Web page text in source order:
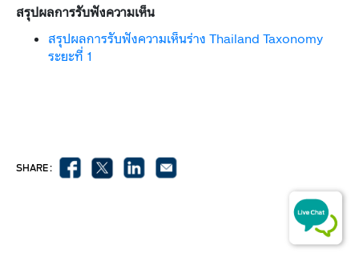
​สรุปผลการรับฟังความเห็น
สรุปผลการรับฟังความเห็นร่างThailand Taxonomy
ระยะที่ 1
SHARE :